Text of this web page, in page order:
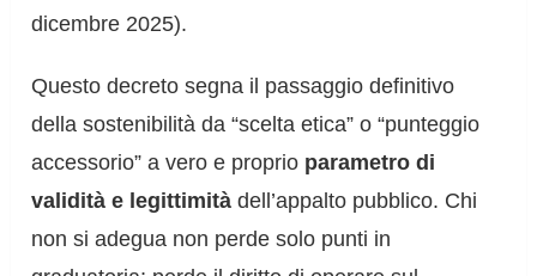
dicembre 2025).
Questo decreto segna il passaggio definitivo
della sostenibilità da “scelta etica” o “punteggio
accessorio” a vero e proprio parametro di
validità e legittimità dell’appalto pubblico. Chi
non si adegua non perde solo punti in